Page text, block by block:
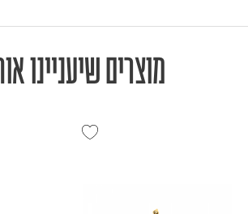
מוצרים שיעניינו